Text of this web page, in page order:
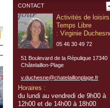
CONTACT
Activités de
Temps Libre
: Virginie
05 46 30 49 72
51 Boulevard de la Répulique 17340
Châtelaillon-Plage
v.duchesne@chatelaillonplage.fr
Horaires :
du lundi au vendredi de 9h00 à
12h00 et de 14h00 à 18h00